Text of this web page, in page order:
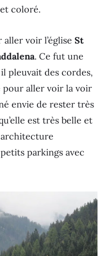
coloré.
voir l’église St
. Ce fut une
pleuvait des cordes,
aller voir la voir
envie de rester très
est très belle et
parkings avec